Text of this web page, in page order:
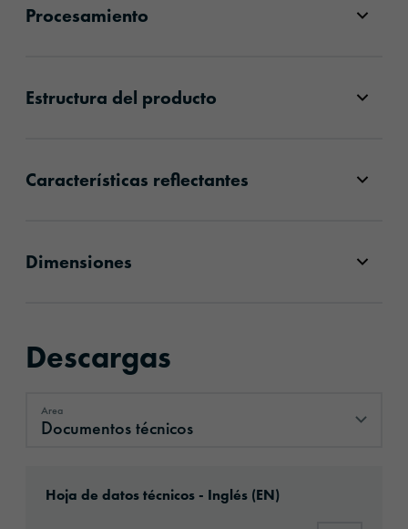
Procesamiento
Estructura del producto
Características reflectantes
Dimensiones
Descargas
Area
Documentos técnicos
Hoja de datos técnicos - Inglés (EN)